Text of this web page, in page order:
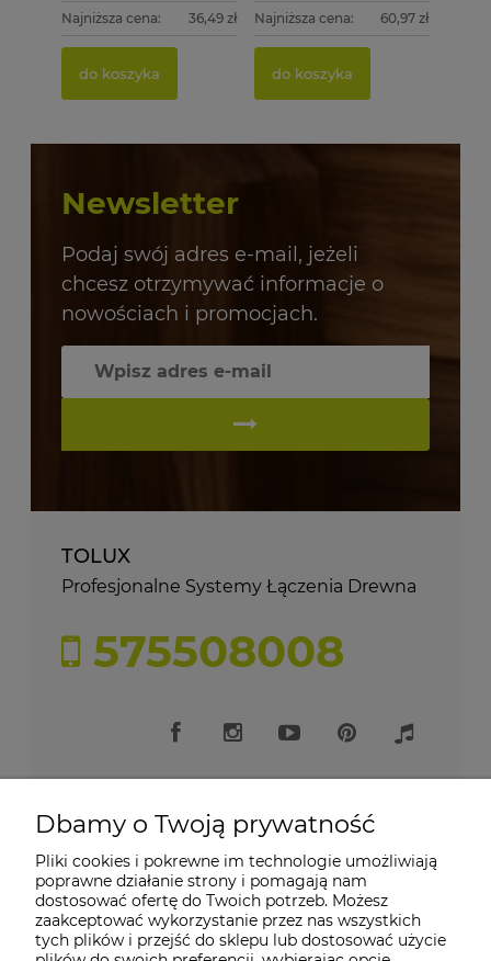
Najniższa cena: 36,49 zł
do koszyka
Najniższa cena: 60,97 zł
do koszyka
Newsletter
Podaj swój adres e-mail, jeżeli
chcesz otrzymywać informacje o
nowościach i promocjach.
TOLUX
Profesjonalne Systemy Łączenia Drewna
575508008
Moje konto
Płatności i dostawa
Dbamy o Twoją prywatność
Pliki cookies i pokrewne im technologie umożliwiają
poprawne działanie strony i pomagają nam
dostosować ofertę do Twoich potrzeb. Możesz
zaakceptować wykorzystanie przez nas wszystkich
tych plików i przejść do sklepu lub dostosować użycie